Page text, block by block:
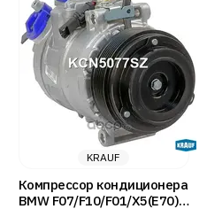
KRAUF
Компрессор кондиционера
BMW F07/F10/F01/X5(E70)